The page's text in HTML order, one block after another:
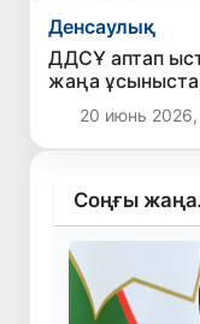
Денсаулық
ДДСҰ аптап
жаңа
20 июнь 2026,
Соңғы